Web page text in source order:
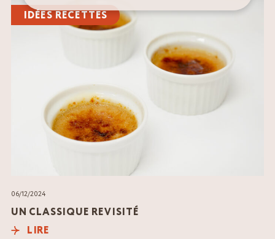
l'article
IDÉES RECETTES
06/12/2024
UN CLASSIQUE REVISITÉ
LIRE